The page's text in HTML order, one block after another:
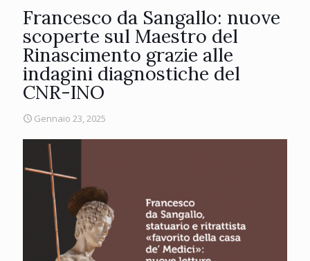
Francesco da Sangallo: nuove
scoperte sul Maestro del
Rinascimento grazie alle
indagini diagnostiche del
CNR-INO
Gennaio 23, 2025